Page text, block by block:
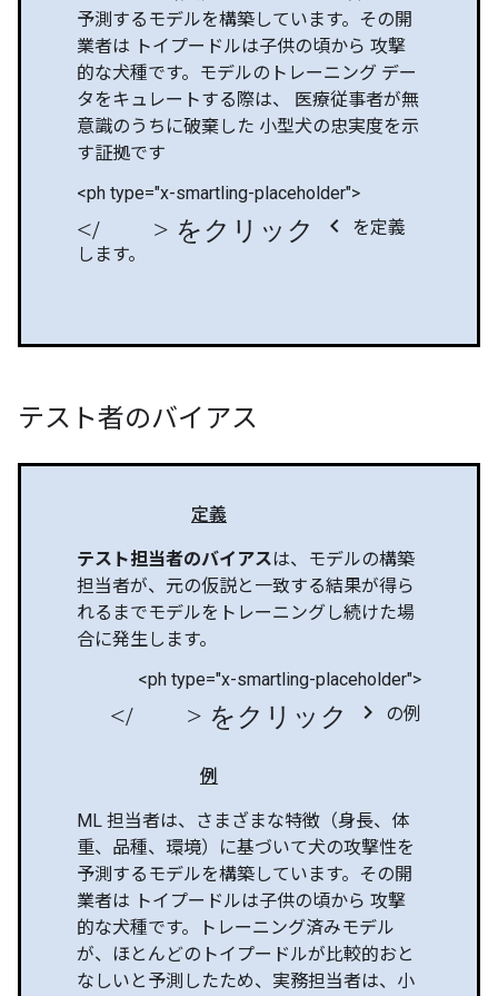
予測するモデルを構築しています。その開
業者は トイプードルは子供の頃から 攻撃
的な犬種です。モデルのトレーニング デー
タをキュレートする際は、 医療従事者が無
意識のうちに破棄した 小型犬の忠実度を示
す証拠です
<ph type="x-smartling-placeholder">
</ph> をクリック chevron_left
を定義
します。
テスト者のバイアス
定義
テスト担当者のバイアスは、モデルの構築
担当者が、元の仮説と一致する結果が得ら
れるまでモデルをトレーニングし続けた場
合に発生します。
<ph type="x-smartling-placeholder">
</ph> をクリック chevron_right の例
例
ML 担当者は、さまざまな特徴（身長、体
重、品種、環境）に基づいて犬の攻撃性を
予測するモデルを構築しています。その開
業者は トイプードルは子供の頃から 攻撃
的な犬種です。トレーニング済みモデル
が、ほとんどのトイプードルが比較的おと
なしいと予測したため、実務担当者は、小